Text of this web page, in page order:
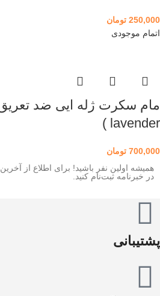
250,000 تومان
اتمام موجودی
lavender )
700,000 تومان
همیشه اولین نفر باشید! برای اطلاع از
در خبرنامه ثبت‌نام کنید.
پشتیبانی